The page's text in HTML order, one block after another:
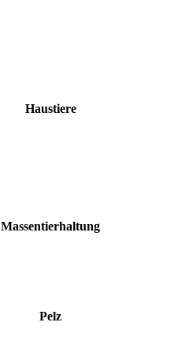
Haustiere
Massentierhaltung
Pelz